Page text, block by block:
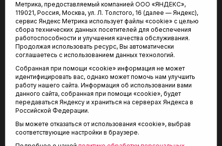
Редакция:
625035, Тюмень, пр. Геологоразведчиков, 28А
(3452) 68-22-28
tum-arena@mail.ru
Отдел продаж:
(3452) 68-89-78
kotovaev@sibinformburo.ru
Метрика, предоставляемый компанией ООО «ЯНДЕКС»,
119021, Россия, Москва, ул. Л. Толстого, 16 (далее — Яндекс),
сервис Яндекс Метрика использует файлы «cookie» с целью
сбора технических данных посетителей для обеспечения
работоспособности и улучшения качества обслуживания.
Продолжая использовать ресурс, Вы автоматически
соглашаетесь с использованием данных технологий.
Собранная при помощи «cookie» информация не может
идентифицировать вас, однако может помочь нам улучшить
работу нашего сайта. Информация об использовании вами
данного сайта, собранная при помощи «cookie», будет
передаваться Яндексу и храниться на серверах Яндекса в
Российской Федерации.
Вы можете отказаться от использования «cookie», выбрав
соответствующие настройки в браузере.